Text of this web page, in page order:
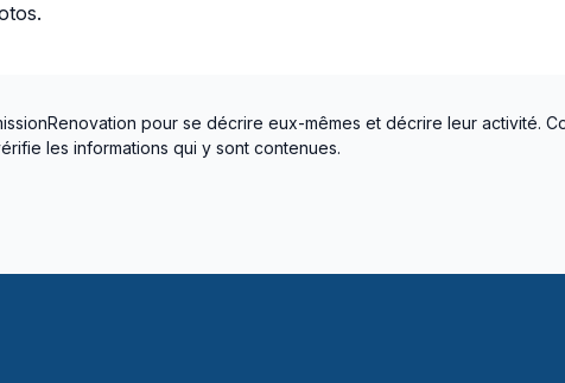
pour se décrire eux-mêmes et décrire leur activité.
les informations qui y sont contenues.